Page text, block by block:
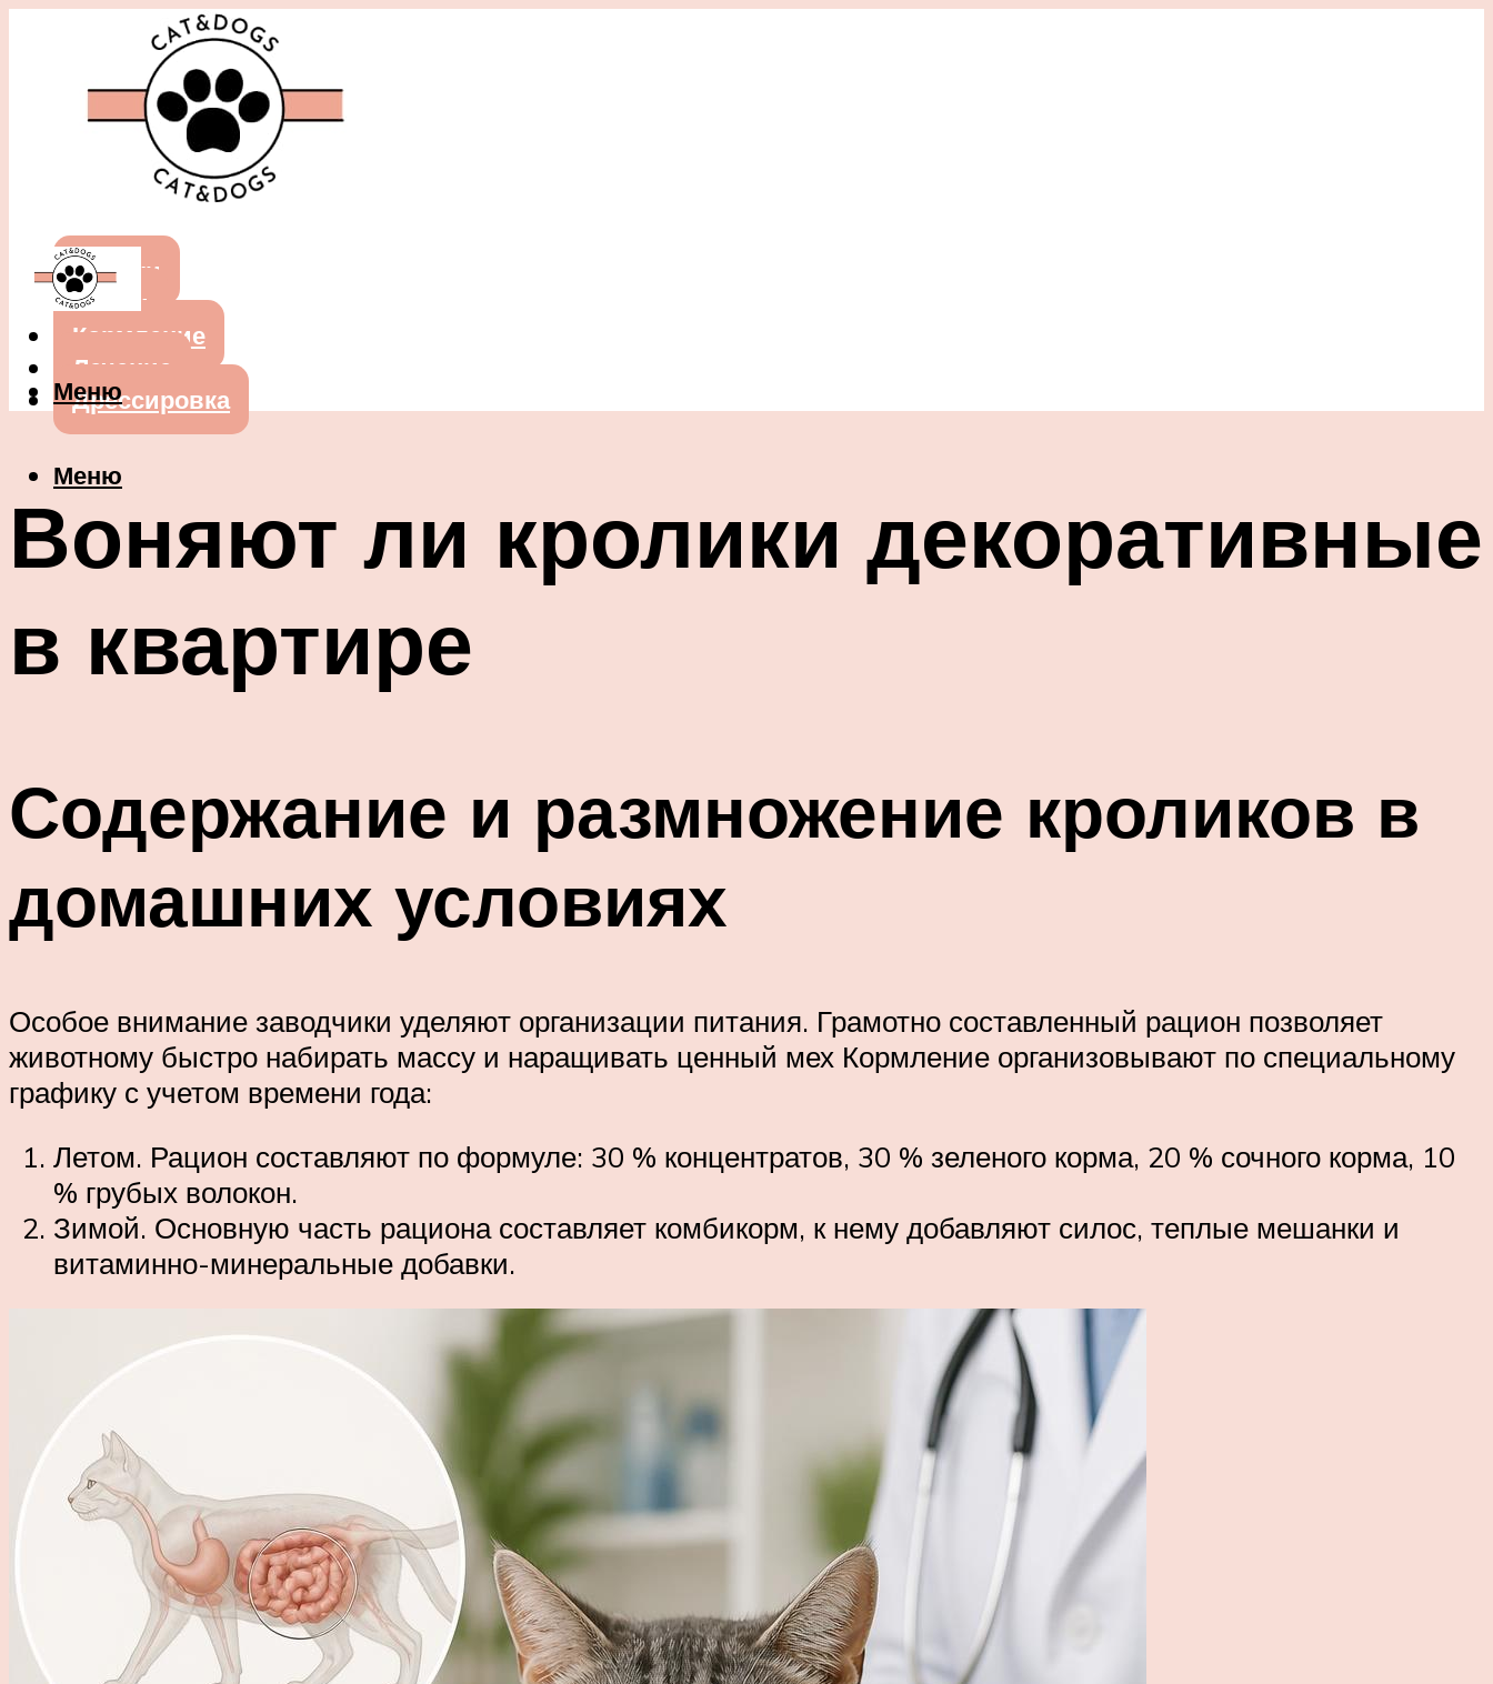
Собаки
Кошки
Кормление
Лечение
Дрессировка
Меню
Меню
Воняют ли кролики декоративные
в квартире
Содержание и размножение кроликов в
домашних условиях
Особое внимание заводчики уделяют организации питания. Грамотно составленный рацион позволяет
животному быстро набирать массу и наращивать ценный мех Кормление организовывают по специальному
графику с учетом времени года:
Летом. Рацион составляют по формуле: 30 % концентратов, 30 % зеленого корма, 20 % сочного корма, 10
% грубых волокон.
Зимой. Основную часть рациона составляет комбикорм, к нему добавляют силос, теплые мешанки и
витаминно-минеральные добавки.